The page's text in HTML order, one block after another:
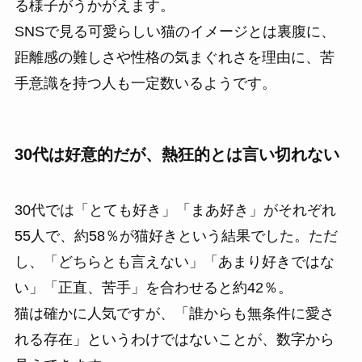
る様子がうかがえます。
SNSで見る可愛らしい猫のイメージとは裏腹に、
距離感の難しさや性格の気まぐれさを理由に、苦
手意識を持つ人も一定数いるようです。
30代は好意的だが、熱狂的とは言い切れない
30代では「とても好き」「まあ好き」がそれぞれ
55人で、約58％が猫好きという結果でした。ただ
し、「どちらとも言えない」「あまり好きではな
い」「正直、苦手」を合わせると約42％。
猫は確かに人気ですが、「誰からも無条件に愛さ
れる存在」というわけではないことが、数字から